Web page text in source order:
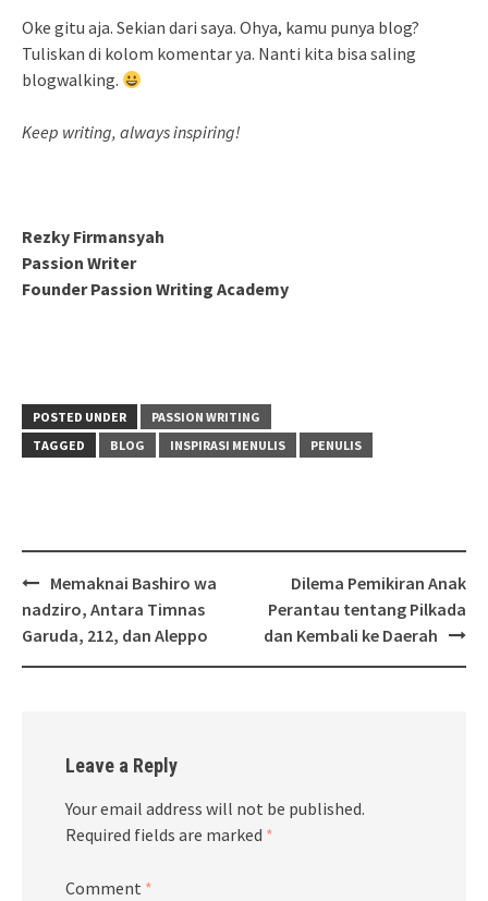
Oke gitu aja. Sekian dari saya. Ohya, kamu punya blog?
Tuliskan di kolom komentar ya. Nanti kita bisa saling
blogwalking.
Keep writing, always inspiring!
Rezky Firmansyah
Passion Writer
Founder Passion Writing Academy
POSTED UNDER
PASSION WRITING
TAGGED
BLOG INSPIRASI MENULIS PENULIS
Post
navigation
Memaknai Bashiro wa
nadziro, Antara Timnas
Garuda, 212, dan Aleppo
Dilema Pemikiran Anak
Perantau tentang Pilkada
dan Kembali ke Daerah
Leave a Reply
Your email address will not be published.
Required fields are marked *
Comment *